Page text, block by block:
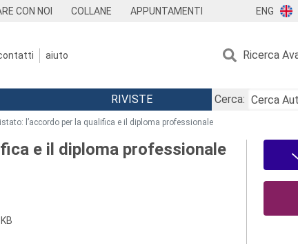
CON NOI COLLANE APPUNTAMENTI ENG
aiuto Ricerca
RIVISTE
Cerca:
l’accordo per la qualifica e il diploma professionale
e il diploma professionale